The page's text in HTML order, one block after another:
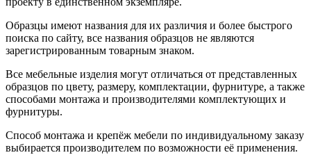
Образцы имеют названия для их различия и более быстрого
поиска по сайту, все названия образцов не являются
зарегистрированным товарным знаком.
Все мебельные изделия могут отличаться от представленных
образцов по цвету, размеру, комплектации, фурнитуре, а также
способами монтажа и производителями комплектующих и
фурнитуры.
Способ монтажа и крепёж мебели по индивидуальному заказу
выбирается производителем по возможности её применения.